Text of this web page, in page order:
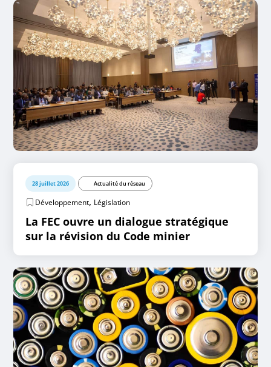
28 juillet 2026 Actualité du réseau
Développement, Législation
La FEC ouvre un dialogue stratégique
sur la révision du Code minier